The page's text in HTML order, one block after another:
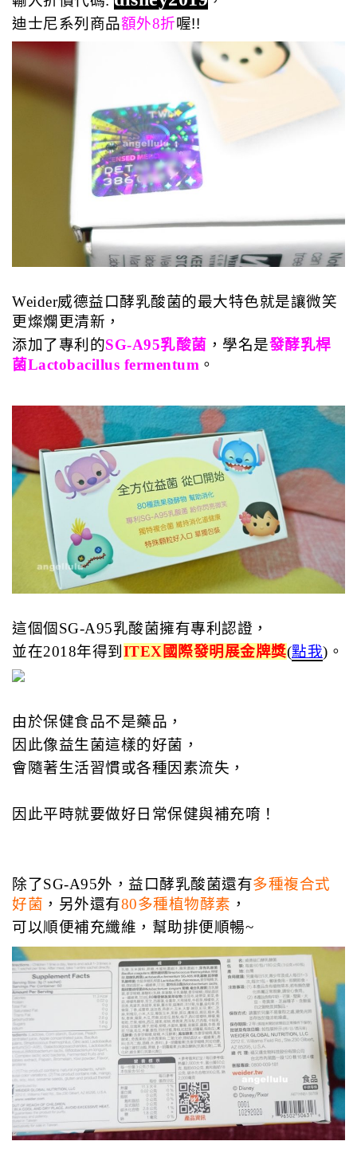
迪士尼系列商品額外8折喔!!
Weider威德益口酵乳酸菌的最大特色就是讓微笑
更燦爛更清新，
添加了專利的SG-A95乳酸菌 ，學名是發酵乳桿
菌Lactobacillus fermentum 。
這個個SG-A95乳酸菌擁有專利認證，
並在2018年得到 ITEX國際發明展金牌獎(點我)。
由於保健食品不是藥品，
因此像益生菌這樣的好菌，
會隨著生活習慣或各種因素流失，
因此平時就要做好日常保健與補充唷！
除了SG-A95外，益口酵乳酸菌還有多種複合式
好菌 ，另外還有80多種植物酵素 ，
可以順便補充纖維，幫助排便順暢~